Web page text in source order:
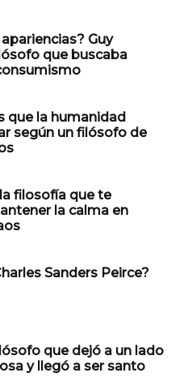
Guy
que buscaba
que la humanidad
según un filósofo de
filosofía que te
la calma en
Sanders Peirce?
que dejó a un lado
y llegó a ser santo